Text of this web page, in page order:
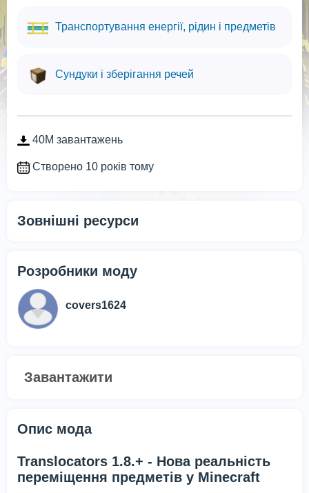
Транспортування енергії, рідин і предметів
Сундуки і зберігання речей
40M завантажень
Створено 10 років тому
Зовнішні ресурси
Розробники моду
covers1624
Завантажити
Опис мода
Translocators 1.8.+ - Нова реальність
переміщення предметів у Minecraft